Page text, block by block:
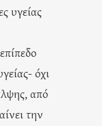
υγείας
όχι
από
την